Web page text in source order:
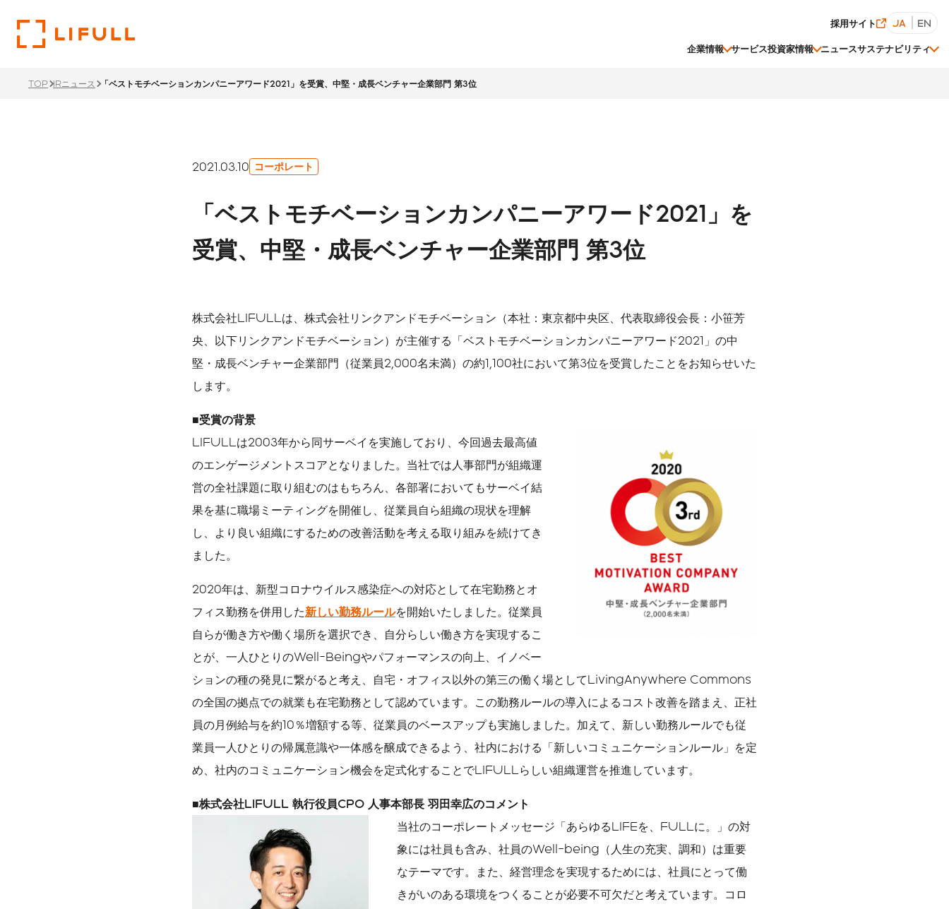
採用サイト JA EN
企業情報
LIFULLアジェンダ
沿革
数字で見る
LIFULL
グループ会社・その他関連会社一覧
所
公式メディア一覧
ドライン
サービス投資家情報
株主総会
アニュアルレポート
株主還元について 中期経営計画 事業概況 事業等のリスク
せ
ニュースサステナビリティ
リティ経営
サステナビリティ課題
ステークホルダーエンゲージメ
ント
人材
経営理念の実現と企
個人への投資
ンス
コンプライアンス
（企業倫理）
地域・社会貢献
TOP IRニュース 「ベストモチベーションカンパニーアワード2021」を受賞、中堅・成長ベンチャー企業部門 第3位
2021.03.10 コーポレート
「ベストモチベーションカンパニーアワード2021」を
受賞、中堅・成長ベンチャー企業部門 第3位
株式会社LIFULLは、株式会社リンクアンドモチベーション（本社：東京都中央区、代表取締役会長：小笹芳
央、以下リンクアンドモチベーション）が主催する「ベストモチベーションカンパニーアワード2021」の中
堅・成長ベンチャー企業部門（従業員2,000名未満）の約1,100社において第3位を受賞したことをお知らせいた
します。
■受賞の背景
LIFULLは2003年から同サーベイを実施しており、今回過去最高値
のエンゲージメントスコアとなりました。当社では人事部門が組織運
営の全社課題に取り組むのはもちろん、各部署においてもサーベイ結
果を基に職場ミーティングを開催し、従業員自ら組織の現状を理解
し、より良い組織にするための改善活動を考える取り組みを続けてき
ました。
2020年は、新型コロナウイルス感染症への対応として在宅勤務とオ
フィス勤務を併用した新しい勤務ルールを開始いたしました。従業員
自らが働き方や働く場所を選択でき、自分らしい働き方を実現するこ
とが、一人ひとりのWell-Beingやパフォーマンスの向上、イノベー
ションの種の発見に繋がると考え、自宅・オフィス以外の第三の働く場としてLivingAnywhere Commons
の全国の拠点での就業も在宅勤務として認めています。この勤務ルールの導入によるコスト改善を踏まえ、正社
員の月例給与を約10％増額する等、従業員のベースアップも実施しました。加えて、新しい勤務ルールでも従
業員一人ひとりの帰属意識や一体感を醸成できるよう、社内における「新しいコミュニケーションルール」を定
め、社内のコミュニケーション機会を定式化することでLIFULLらしい組織運営を推進しています。
■株式会社LIFULL 執行役員CPO 人事本部長 羽田幸広のコメント
当社のコーポレートメッセージ「あらゆるLIFEを、FULLに。」の対
象には社員も含み、社員のWell-being（人生の充実、調和）は重要
なテーマです。また、経営理念を実現するためには、社員にとって働
きがいのある環境をつくることが必要不可欠だと考えています。コロ